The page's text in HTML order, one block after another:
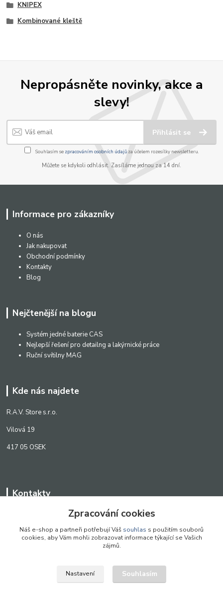
KNIPEX
Kombinované kleště
Nepropásněte novinky, akce a
slevy!
Přihlásit se
Souhlasím se zpracováním osobních údajůza účelem rozesílky newsletteru.
Můžete se kdykoli odhlásit. Zasíláme jednou za 14 dní.
Informace pro zákazníky
O nás
Jak nakupovat
Obchodní podmínky
Kontakty
Blog
Nejčtenější na blogu
Systém jedné baterie CAS
Nejlepší řešení pro detailng a lakýrnické práce
Ruční svítilny MAG
Kde nás najdete
R.A.V. Store s.r.o.
Vilová 19
417 05 OSEK
Kontakty
+420 776 242 909
Zpracování cookies
Náš e-shop a partneři potřebují Váš souhlas s použitím souborů
cookies, aby Vám mohli zobrazovat informace týkající se Vašich
zájmů.
Nastavení Souhlasím